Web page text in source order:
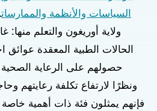
السياسات والأنظمة والممارسات
ولاية أوريغون والتعلم منها:
الحالات الطبية المعقدة عوائق
حصولهم على الرعاية الصحية
ونظرًا لارتفاع تكلفة رعايتهم
فإنهم يمثلون فئة ذات أهمية